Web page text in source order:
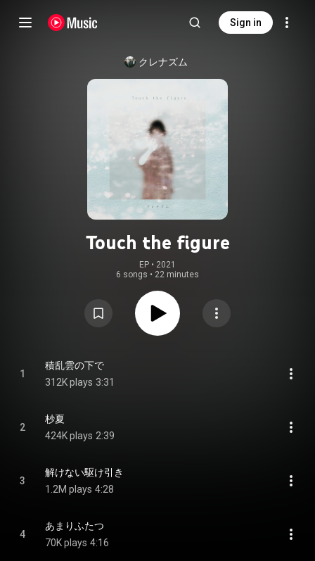
Sign in
クレナズム
Touch the figure
EP • 2021
6 songs • 22 minutes
1
積乱雲の下で
312K plays 3:31
2
杪夏
424K plays 2:39
3
解けない駆け引き
1.2M plays 4:28
4
あまりふたつ
70K plays 4:16